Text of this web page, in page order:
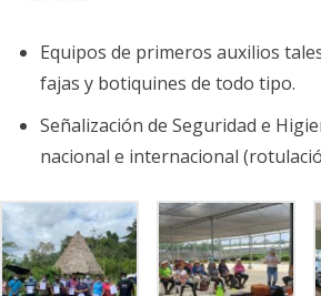
Equipos de primeros auxilios
fajas y botiquines de todo tipo.
Señalización de Seguridad e
nacional e internacional